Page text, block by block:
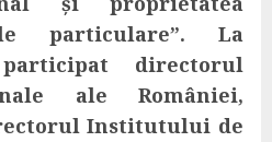
particulare”. La
directorul
ale României,
Institutului de